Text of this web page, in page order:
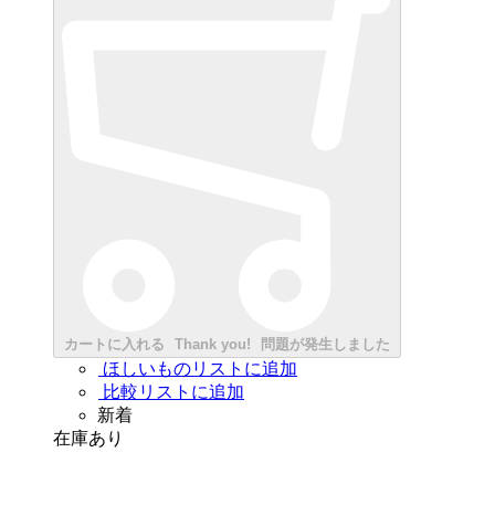
カートに入れる Thank you! 問題が発生しました
ほしいものリストに追加
比較リストに追加
新着
在庫あり